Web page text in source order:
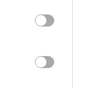
Πόρτσια –